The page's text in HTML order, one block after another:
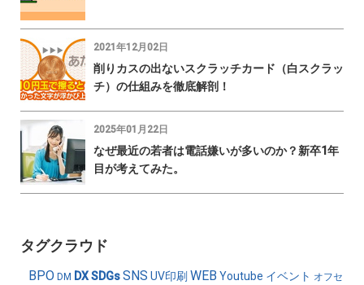
2021年12月02日
削りカスの出ないスクラッチカード（白スクラッ
チ）の仕組みを徹底解剖！
2025年01月22日
なぜ最近の若者は電話嫌いが多いのか？新卒1年
目が考えてみた。
タグクラウド
BPO DM DXSDGsSNS UV印刷 WEB Youtube イベント オフセ